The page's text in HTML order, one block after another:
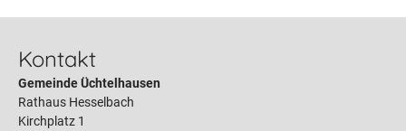
Kontakt
Gemeinde Üchtelhausen
Rathaus Hesselbach
Kirchplatz 1